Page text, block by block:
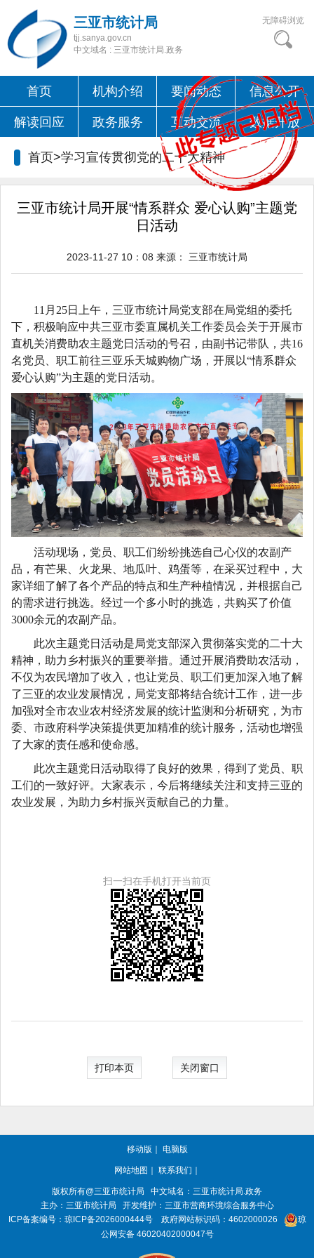
三亚市统计局
tjj.sanya.gov.cn
中文域名 : 三亚市统计局.政务
无障碍浏览
首页 机构介绍 要闻动态 信息公开
解读回应 政务服务 互动交流 数据开放
首页>学习宣传贯彻党的二十大精神
三亚市统计局开展“情系群众 爱心认购”主题党
日活动
2023-11-27 10：08 来源： 三亚市统计局
11月25日上午，三亚市统计局党支部在局党组的委托
下， 积极响应中共三亚市委直属机关工作委员会关于开展市
直机关消费助农主题党日 活动的号召，由副书记带队，共16
名党员、职工前往三亚乐天城购物广场，开展以“情系群众
爱心认购”为主题的党日活动。
活动现场，党员、职工们纷纷挑选自己心仪的农副产
品，有芒果、火龙果、地瓜叶、鸡蛋等，在采买过程中，大
家详细了解了各个产品的特点和生产种植情况，并根据自己
的需求进行挑选。经过一个多小时的挑选，共购买了价值
3000余元的农副产品。
此次主题党日活动是局党支部深入贯彻落实党的二十大
精神，助力乡村振兴的重要举措。通过开展消费助农活动，
不仅为农民增加了收入，也让党员、职工们更加深入地了解
了三亚的农业发展情况 ， 局党支部将结合统计工作，进一步
加强对全市农业农村经济发展的统计监测和分析研究，为市
委、市政府科学决策提供更加精准的统计服务 ，活动也增强
了大家的责任感和使命感。
此次主题党日活动取得了良好的效果，得到了党员、职
工们的一致好评。大家表示，今后将继续关注和支持三亚的
农业发展，为助力乡村振兴贡献自己的力量。
扫一扫在手机打开当前页
打印本页 关闭窗口
移动版 电脑版
网站地图 联系我们
版权所有@三亚市统计局
中文域名：三亚市统计局.政务
主办：三亚市统计局
开发维护：三亚市营商环境综合服务中心
ICP备案编号： 琼ICP备2026000444号 政府网站标识码： 4602000026
琼
公网安备 46020402000047号